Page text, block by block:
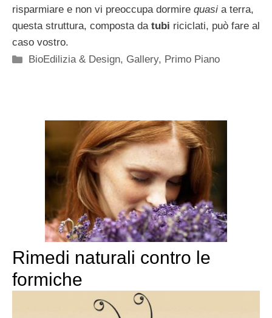
risparmiare e non vi preoccupa dormire quasi a terra,
questa struttura, composta da tubi riciclati, può fare al
caso vostro.
Categorie
BioEdilizia & Design, Gallery, Primo Piano
Rimedi naturali contro le
formiche